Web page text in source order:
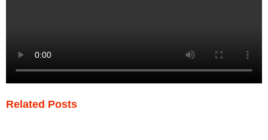
Related Posts